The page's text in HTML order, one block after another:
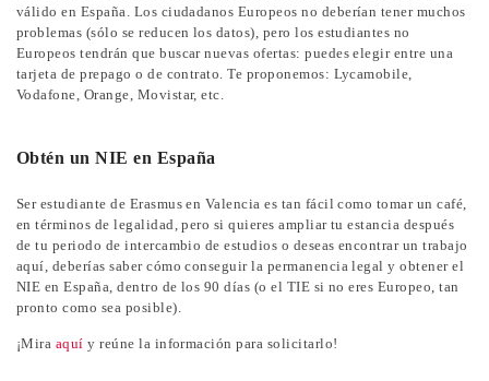
válido en España. Los ciudadanos Europeos no deberían tener muchos
problemas (sólo se reducen los datos), pero los estudiantes no
Europeos tendrán que buscar nuevas ofertas: puedes elegir entre una
tarjeta de prepago o de contrato. Te proponemos: Lycamobile,
Vodafone, Orange, Movistar, etc.
Obtén un NIE en España
Ser estudiante de Erasmus en Valencia es tan fácil como tomar un café,
en términos de legalidad, pero si quieres ampliar tu estancia después
de tu periodo de intercambio de estudios o deseas encontrar un trabajo
aquí, deberías saber cómo conseguir la permanencia legal y obtener el
NIE en España, dentro de los 90 días (o el TIE si no eres Europeo, tan
pronto como sea posible).
¡Mira aquí y reúne la información para solicitarlo!